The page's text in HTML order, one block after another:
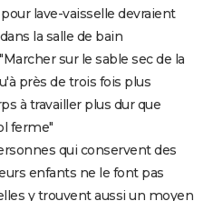
lave-vaisselle devraient
la salle de bain
sur le sable sec de la
près de trois fois plus
à travailler plus dur que
ferme"
qui conservent des
enfants ne le font pas
y trouvent aussi un moyen